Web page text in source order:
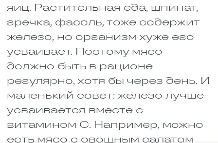
Кости срастаются, хрящи
затягиваются, связки приходят
в норму, но на всё это нужны
силы и ресурсы. В идеале люди
должны получать всё
необходимое с обычной едой,
но в реальности, особенно
когда не до еды из-за стресса и
боли, организм оказывается в
дефиците. Вот тут врачи
задумываются о
дополнительной поддержке в
виде БАДов.